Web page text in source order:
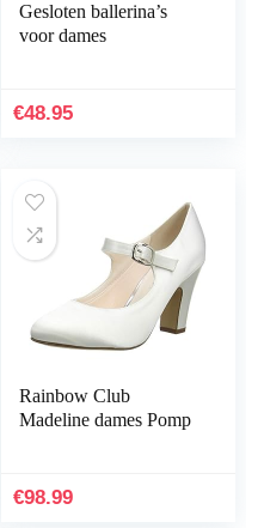
Gesloten ballerina’s
voor dames
€48.95
Rainbow Club
Madeline dames Pomp
€98.99